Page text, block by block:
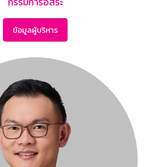
ข้อมูลผู้บริหาร